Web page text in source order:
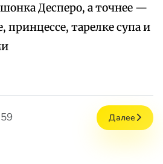
Десперо, а точнее —
тарелке супа и
Далее